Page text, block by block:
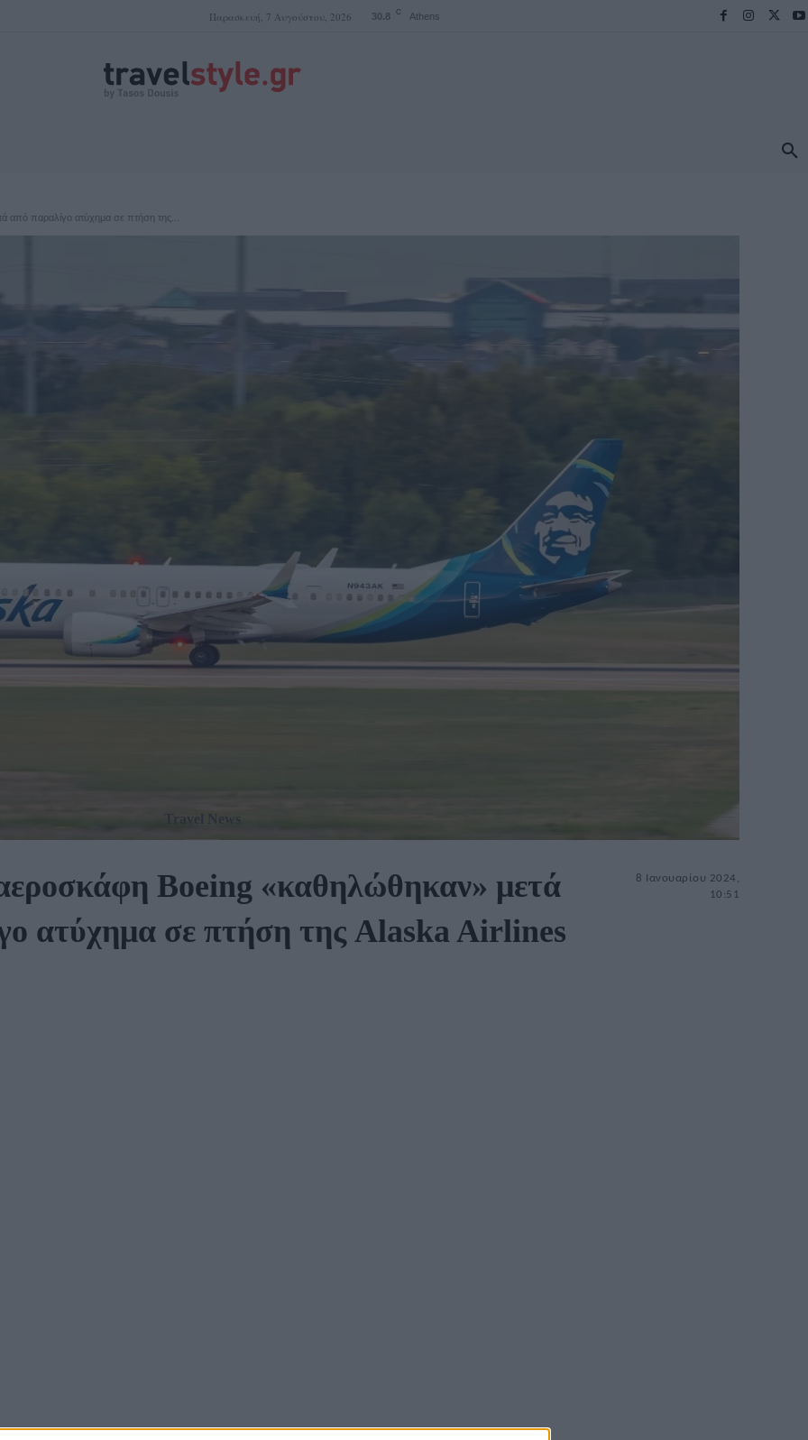
Παρασκευή, 7 Αυγούστου, 2026 30.8 C Athens
παραλίγο ατύχημα σε πτήση της...
Travel News
Boeing «καθηλώθηκαν» μετά
ατύχημα σε πτήση της Alaska Airlines
8 Ιανουαρίου 2024,
10:51